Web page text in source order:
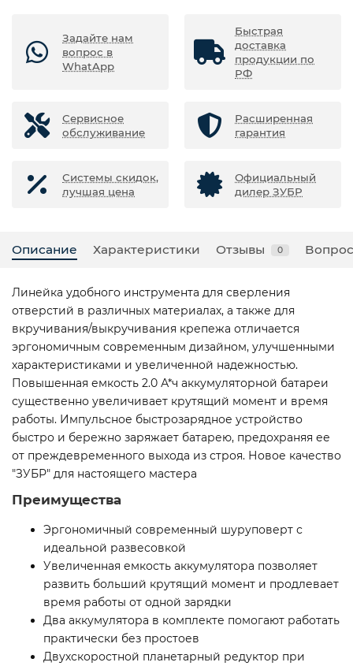
Задайте нам
вопрос в
WhatApp
Быстрая
доставка
продукции по
РФ
Сервисное
обслуживание
Расширенная
гарантия
Системы скидок,
лучшая цена
Официальный
дилер ЗУБР
Описание Характеристики Отзывы 0
Линейка удобного инструмента для сверления
отверстий в различных материалах, а также для
вкручивания/выкручивания крепежа отличается
эргономичным современным дизайном, улучшенными
характеристиками и увеличенной надежностью.
Повышенная емкость 2.0 А*ч аккумуляторной батареи
существенно увеличивает крутящий момент и время
работы. Импульсное быстрозарядное устройство
быстро и бережно заряжает батарею, предохраняя ее
от преждевременного выхода из строя. Новое качество
″ЗУБР″ для настоящего мастера
Преимущества
Эргономичный современный шуруповерт с
идеальной развесовкой
Увеличенная емкость аккумулятора позволяет
развить больший крутящий момент и продлевает
время работы от одной зарядки
Два аккумулятора в комплекте помогают работать
практически без простоев
Двухскоростной планетарный редуктор при